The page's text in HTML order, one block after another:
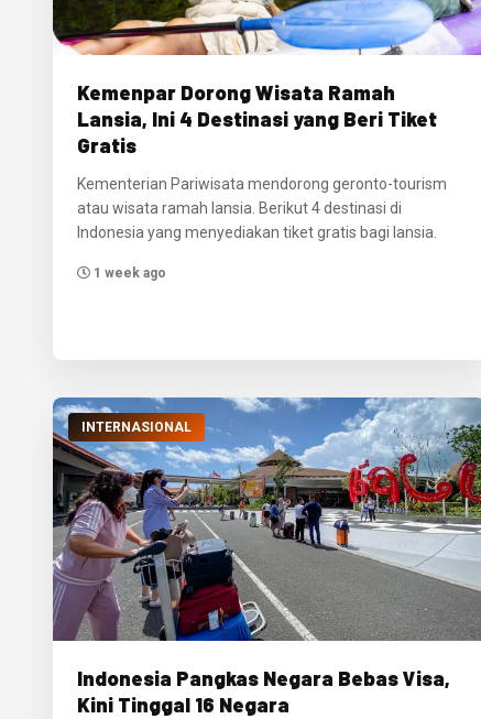
Kemenpar Dorong Wisata Ramah
Lansia, Ini 4 Destinasi yang Beri Tiket
Gratis
Kementerian Pariwisata mendorong geronto-tourism
atau wisata ramah lansia. Berikut 4 destinasi di
Indonesia yang menyediakan tiket gratis bagi lansia.
1 week ago
INTERNASIONAL
Indonesia Pangkas Negara Bebas Visa,
Kini Tinggal 16 Negara